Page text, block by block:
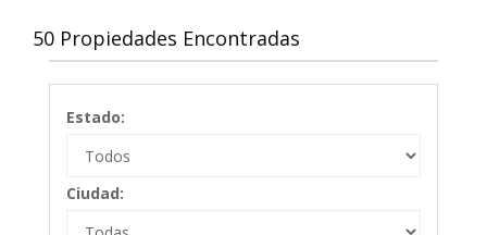
50 Propiedades Encontradas
Estado:
Ciudad: